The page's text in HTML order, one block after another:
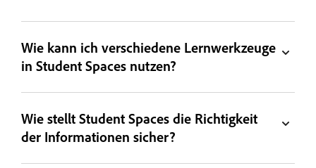
Wie kann ich verschiedene Lernwerkzeuge
in Student Spaces nutzen?
Wie stellt Student Spaces die Richtigkeit
der Informationen sicher?